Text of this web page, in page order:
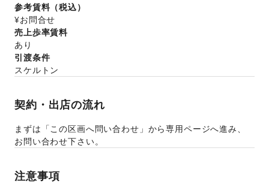
参考賃料（税込）
¥お問合せ
売上歩率賃料
あり
引渡条件
スケルトン
契約・出店の流れ
まずは「この区画へ問い合わせ」から専用ページへ進み、
お問い合わせ下さい。
注意事項